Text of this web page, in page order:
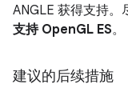
ANGLE 获得支持。
支持 OpenGL ES。
建议的后续措施